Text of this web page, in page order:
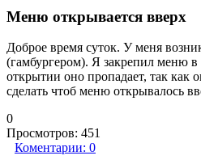
Меню открывается вверх
Доброе время суток. У меня
(гамбургером). Я закрепил меню
открытии оно пропадает, так как
сделать чтоб меню открывалось
0
Просмотров: 451
Коментарии: 0